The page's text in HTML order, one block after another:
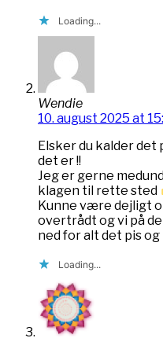
Loading...
Wendie
10. august 2025 at
Elsker du kalder det
det er !!
Jeg er gerne
klagen til rette sted
Kunne være dejligt
overtrådt og vi på
ned for alt det pis
Loading...